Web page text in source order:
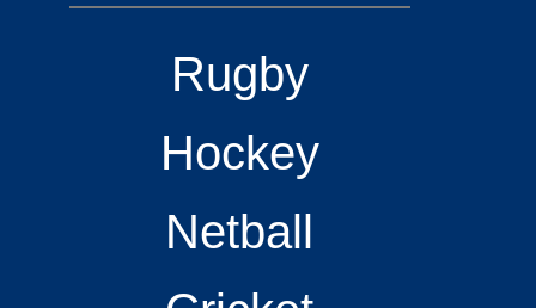
Rugby
Hockey
Netball